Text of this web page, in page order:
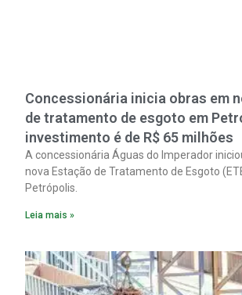
Concessionária inicia obras em
de tratamento de esgoto em
investimento é de R$ 65 milhões
A concessionária Águas do Imperador
nova Estação de Tratamento de Esgoto
Petrópolis.
Leia mais »